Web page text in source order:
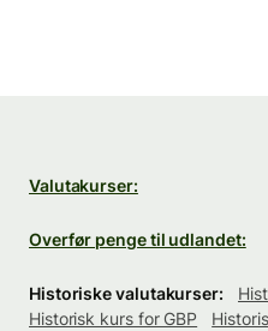
Valutakurser:
Overfør penge til udlandet:
Historiske valutakurser:
Historisk kurs for GBP